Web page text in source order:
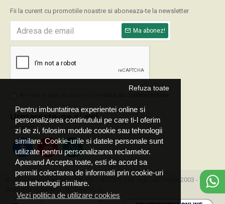
Pentru imbuntatirea experientei online si
personalizarea continutului pe care ti-l oferim
zi de zi, folosim module cookie sau tehnologii
similare. Cookie-urile si datele personale sunt
utilizate pentru personalizarea reclamelor.
Apasand Accepta toate, esti de acord sa
permiti colectarea de informatii prin cookie-uri
sau tehnologii similare.
Vezi politica de utilizare cookies
Refuza toate
Fii la curent cu promotiile noastre si aboneaza-te la newsletter
Ma abonez!
Urmareste-ne si aici
© 2025 ServExpert SRL, CIF: RO15677287 | Nr. reg.: J32/1059/2003 - Toate
drepturile rezervate - by DevPro.ro